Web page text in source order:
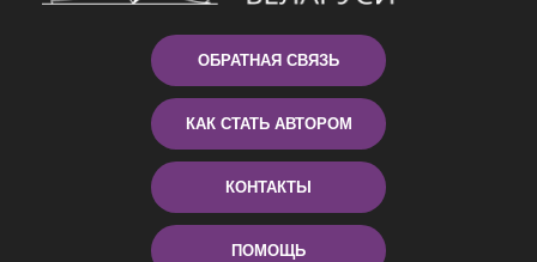
ОБРАТНАЯ СВЯЗЬ
КАК СТАТЬ АВТОРОМ
КОНТАКТЫ
ПОМОЩЬ